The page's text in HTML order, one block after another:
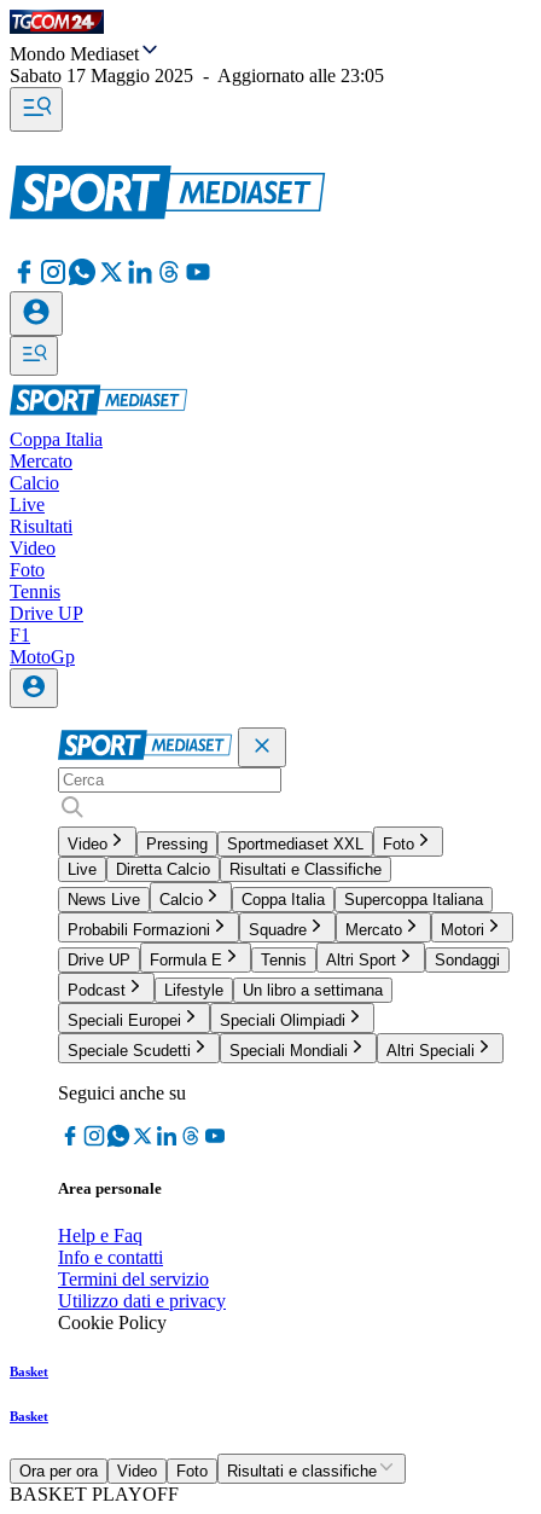
Mondo Mediaset
Sabato 17 Maggio 2025 - Aggiornato alle 23:05
Coppa Italia
Mercato
Calcio
Live
Risultati
Video
Foto
Tennis
Drive UP
F1
MotoGp
Video Pressing Sportmediaset XXL
Foto
Live
Diretta Calcio
Risultati e Classifiche
News Live
Calcio Coppa Italia
Supercoppa Italiana
Probabili Formazioni
Squadre Mercato
Motori
Drive UP
Formula E Tennis Altri Sport
Sondaggi
Podcast
Lifestyle
Un libro a settimana
Speciali Europei
Speciali Olimpiadi
Speciale Scudetti
Speciali Mondiali Altri Speciali
Seguici anche su
Area personale
Help e Faq
Info e contatti
Termini del servizio
Utilizzo dati e privacy
Cookie Policy
Basket
Basket
Ora per ora Video Foto Risultati e classifiche
BASKET PLAYOFF